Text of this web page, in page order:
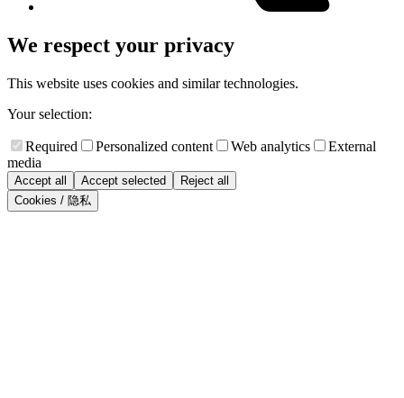
We respect your privacy
This website uses cookies and similar technologies.
Your selection:
Required Personalized content Web analytics
External
media
Accept all Accept selected
Reject all
Cookies / 隐私